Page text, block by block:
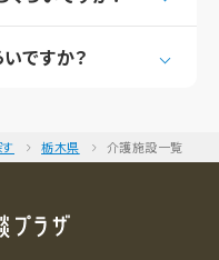
ですか？
栃木県 介護施設一覧